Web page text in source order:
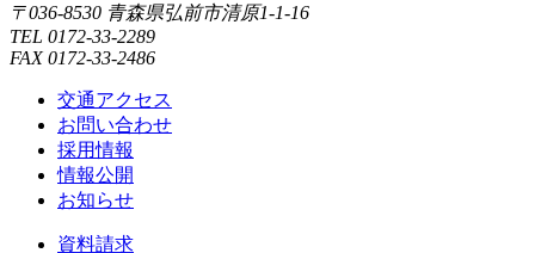
〒036-8530 青森県弘前市清原1-1-16
TEL 0172-33-2289
FAX 0172-33-2486
交通アクセス
お問い合わせ
採用情報
情報公開
お知らせ
資料請求